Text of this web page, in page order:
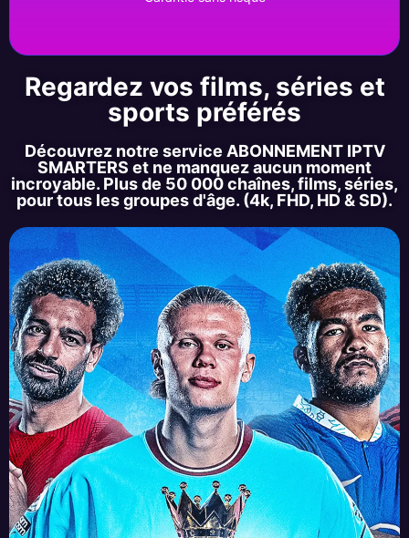
Regardez vos films, séries et
sports préférés
Découvrez notre service ABONNEMENT IPTV
SMARTERS et ne manquez aucun moment
incroyable. Plus de 50 000 chaînes, films, séries,
pour tous les groupes d'âge. (4k, FHD, HD & SD).